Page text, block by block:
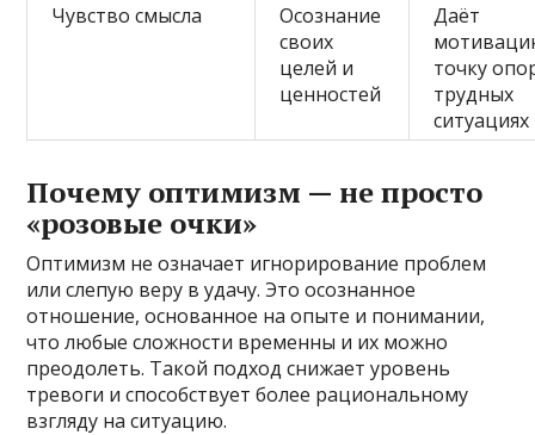
Чувство смысла
Осознание
своих
целей и
ценностей
Даёт
точку
трудных
ситуациях
Почему оптимизм — не просто
«розовые очки»
Оптимизм не означает игнорирование проблем
или слепую веру в удачу. Это осознанное
отношение, основанное на опыте и понимании,
что любые сложности временны и их можно
преодолеть. Такой подход снижает уровень
тревоги и способствует более рациональному
взгляду на ситуацию.